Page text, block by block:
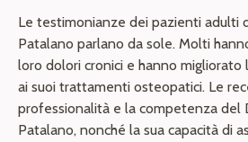
Le testimonianze dei pazienti adulti
Patalano parlano da sole. Molti
loro dolori cronici e hanno migliorato
ai suoi trattamenti osteopatici. Le
professionalità e la competenza del
Patalano, nonché la sua capacità di